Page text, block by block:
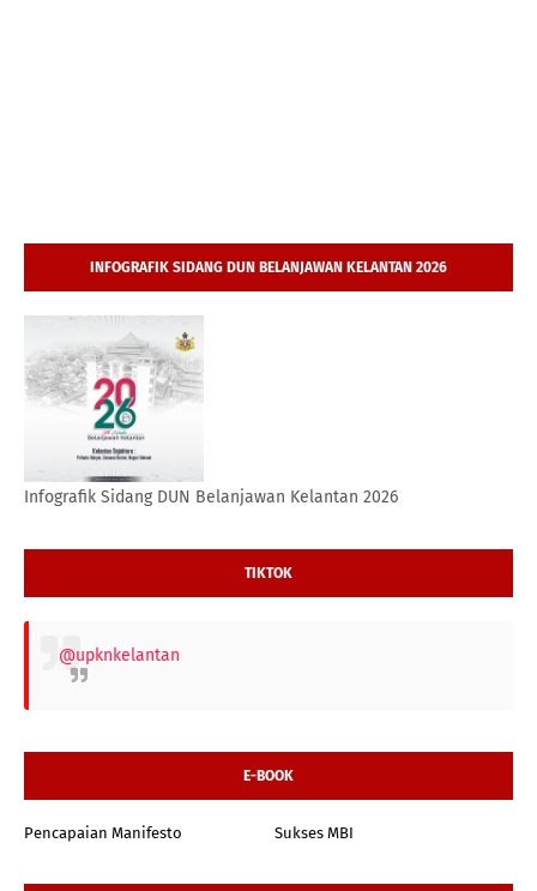
INFOGRAFIK SIDANG DUN BELANJAWAN KELANTAN 2026
Infografik Sidang DUN Belanjawan Kelantan 2026
TIKTOK
@upknkelantan
E-BOOK
Pencapaian Manifesto Sukses MBI